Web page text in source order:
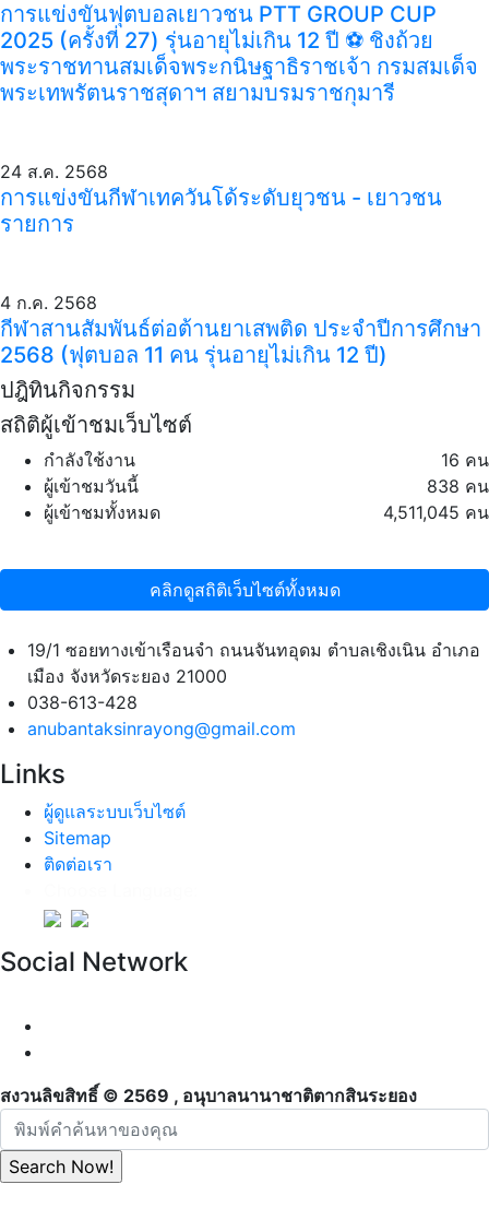
การแข่งขันฟุตบอลเยาวชน PTT GROUP CUP
2025 (ครั้งที่ 27) รุ่นอายุไม่เกิน 12 ปี ⚽️ ชิงถ้วย
พระราชทานสมเด็จพระกนิษฐาธิราชเจ้า กรมสมเด็จ
พระเทพรัตนราชสุดาฯ สยามบรมราชกุมารี
24 ส.ค. 2568
การแข่งขันกีฬาเทควันโด้ระดับยุวชน - เยาวชน
รายการ
4 ก.ค. 2568
กีฬาสานสัมพันธ์ต่อต้านยาเสพติด ประจำปีการศึกษา
2568 (ฟุตบอล 11 คน รุ่นอายุไม่เกิน 12 ปี)
ปฎิทินกิจกรรม
สถิติผู้เข้าชมเว็บไซต์
กำลังใช้งาน
16 คน
ผู้เข้าชมวันนี้
838 คน
ผู้เข้าชมทั้งหมด
4,511,045 คน
คลิกดูสถิติเว็บไซต์ทั้งหมด
19/1 ซอยทางเข้าเรือนจำ ถนนจันทอุดม ตำบลเชิงเนิน อำเภอ
เมือง จังหวัดระยอง 21000
038-613-428
anubantaksinrayong@gmail.com
Links
ผู้ดูแลระบบเว็บไซต์
Sitemap
ติดต่อเรา
Social Network
สงวนลิขสิทธิ์ © 2569 , อนุบาลนานาชาติตากสินระยอง